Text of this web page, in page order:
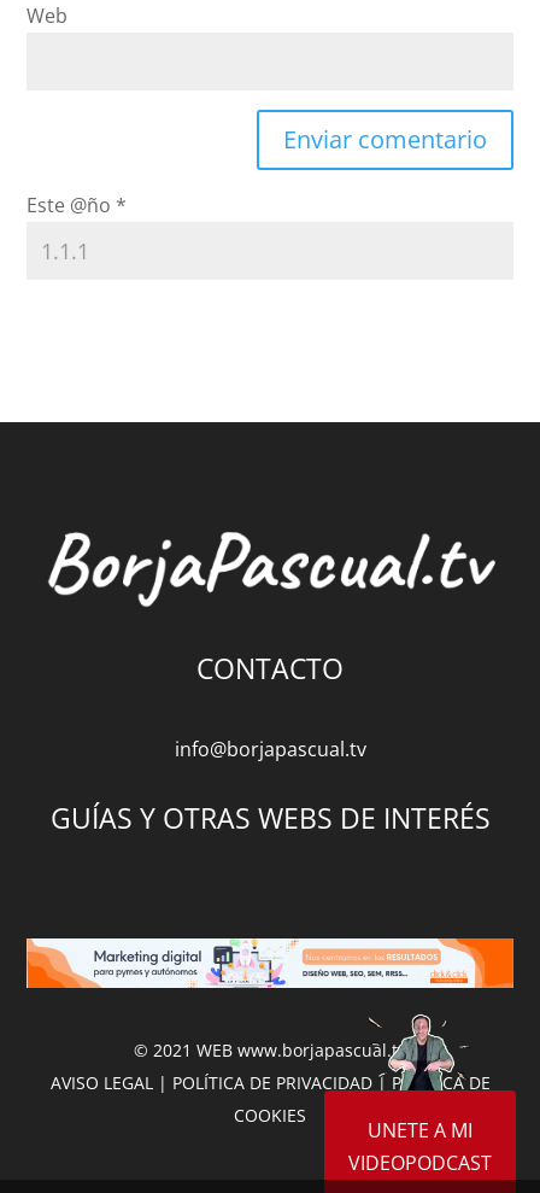
UNETE A MI
VIDEOPODCAST
Web
Este @ño *
CONTACTO
info@borjapascual.tv
GUÍAS Y OTRAS WEBS DE INTERÉS
© 2021 WEB www.borjapascual.tv
AVISO LEGAL | POLÍTICA DE PRIVACIDAD| POLÍTICA DE
COOKIES